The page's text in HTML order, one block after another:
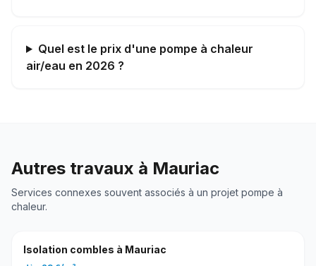
Quel est le prix d'une pompe à chaleur
air/eau en 2026 ?
Autres travaux à Mauriac
Services connexes souvent associés à un projet pompe à
chaleur.
Isolation combles à Mauriac